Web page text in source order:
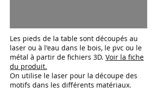
Les pieds de la table sont découpés au
laser ou à l'eau dans le bois, le pvc ou le
métal à partir de fichiers 3D. Voir la fiche
du produit.
On utilise le laser pour la découpe des
motifs dans les différents matériaux.